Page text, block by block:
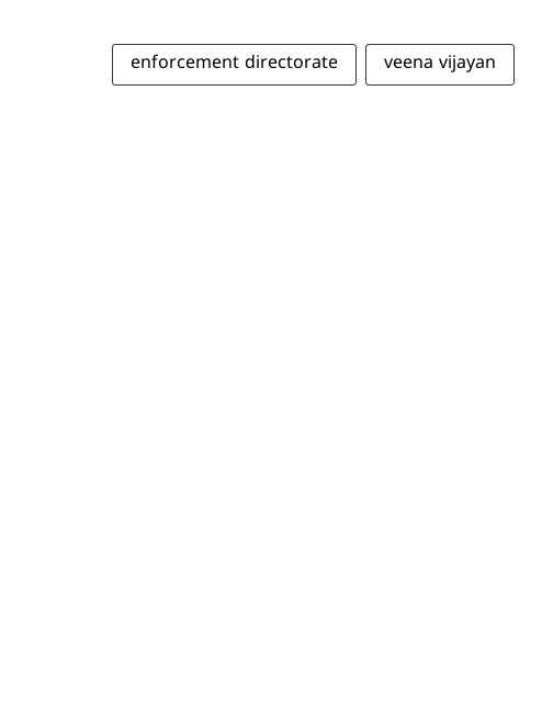
enforcement directorate veena vijayan